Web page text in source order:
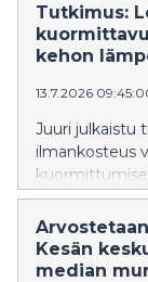
Tutkimus:
kehon
13.7.2026
Juuri julkaistu
ilmankosteus
sauna on, sitä
nousevat.
Kesän
median